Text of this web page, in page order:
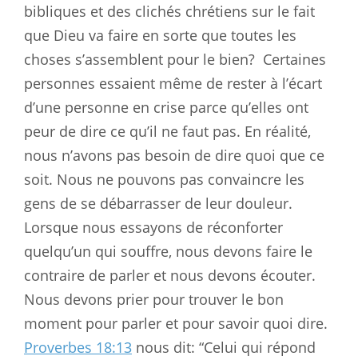
bibliques et des clichés chrétiens sur le fait
que Dieu va faire en sorte que toutes les
choses s’assemblent pour le bien? Certaines
personnes essaient même de rester à l’écart
d’une personne en crise parce qu’elles ont
peur de dire ce qu’il ne faut pas. En réalité,
nous n’avons pas besoin de dire quoi que ce
soit. Nous ne pouvons pas convaincre les
gens de se débarrasser de leur douleur.
Lorsque nous essayons de réconforter
quelqu’un qui souffre, nous devons faire le
contraire de parler et nous devons écouter.
Nous devons prier pour trouver le bon
moment pour parler et pour savoir quoi dire.
Proverbes 18:13 nous dit: “Celui qui répond